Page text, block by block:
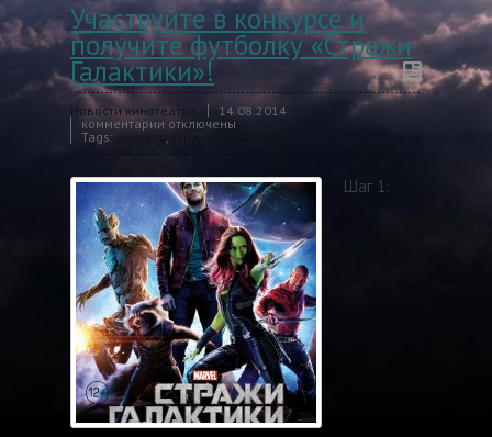
Участвуйте в конкурсе и
получите футболку «Стражи
Галактики»!
Новости кинотеатра
14.08.2014
комментарии отключены
Tags: конкурс , Стражи Галактики
Шаг 1: